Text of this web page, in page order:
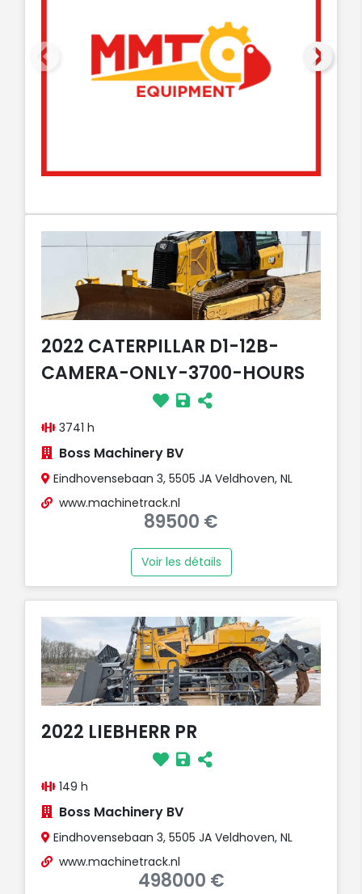
2022 CATERPILLAR D1-12B-
CAMERA-ONLY-3700-HOURS
3741 h
Boss Machinery BV
Eindhovensebaan 3, 5505 JA Veldhoven, NL
www.machinetrack.nl
89500 €
Voir les détails
2022 LIEBHERR PR
149 h
Boss Machinery BV
Eindhovensebaan 3, 5505 JA Veldhoven, NL
www.machinetrack.nl
498000 €